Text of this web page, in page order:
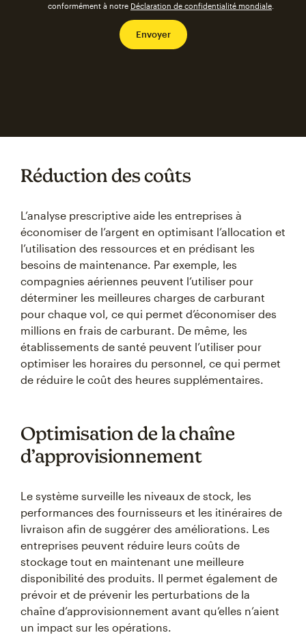
conformément à notre Déclaration de confidentialité mondiale
Réduction des coûts
L’analyse prescriptive aide les entreprises à
économiser de l’argent en optimisant l’allocation et
l’utilisation des ressources et en prédisant les
besoins de maintenance. Par exemple, les
compagnies aériennes peuvent l’utiliser pour
déterminer les meilleures charges de carburant
pour chaque vol, ce qui permet d’économiser des
millions en frais de carburant. De même, les
établissements de santé peuvent l’utiliser pour
optimiser les horaires du personnel, ce qui permet
de réduire le coût des heures supplémentaires.
Optimisation de la chaîne
d’approvisionnement
Le système surveille les niveaux de stock, les
performances des fournisseurs et les itinéraires de
livraison afin de suggérer des améliorations. Les
entreprises peuvent réduire leurs coûts de
stockage tout en maintenant une meilleure
disponibilité des produits. Il permet également de
prévoir et de prévenir les perturbations de la
chaîne d’approvisionnement avant qu’elles n’aient
un impact sur les opérations.